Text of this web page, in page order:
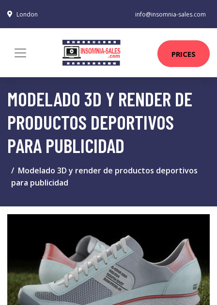
London info@insomnia-sales.com
PRICES
MODELADO 3D Y RENDER DE
PRODUCTOS DEPORTIVOS
PARA PUBLICIDAD
Modelado 3D y render de productos deportivos
para publicidad